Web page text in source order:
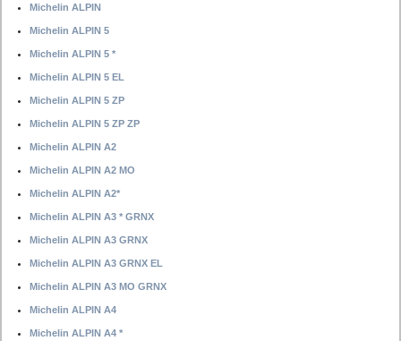
Michelin ALPIN
Michelin ALPIN 5
Michelin ALPIN 5 *
Michelin ALPIN 5 EL
Michelin ALPIN 5 ZP
Michelin ALPIN 5 ZP ZP
Michelin ALPIN A2
Michelin ALPIN A2 MO
Michelin ALPIN A2*
Michelin ALPIN A3 * GRNX
Michelin ALPIN A3 GRNX
Michelin ALPIN A3 GRNX EL
Michelin ALPIN A3 MO GRNX
Michelin ALPIN A4
Michelin ALPIN A4 *